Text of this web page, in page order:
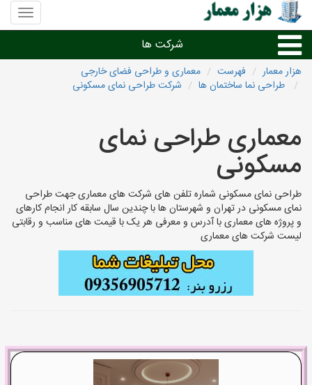
منوی
سایت
معمار
شرکت ها
طراحی داخلی و دکوراسیون داخلی
دیگر امور معماری
هزار معمار فهرست
معماری و طراحی فضای خارجی
طراحی نما ساختمان ها
شرکت طراحی نمای مسکونی
معماری طراحی نمای
مسکونی
طراحی نمای مسکونی شماره تلفن های شرکت های معماری جهت طراحی
نمای مسکونی در تهران و شهرستان ها با چندین سال سابقه کار انجام کارهای
و پروژه های معماری با آدرس و معرفی هر یک با قیمت های مناسب و رقابتی
لیست شرکت های معماری